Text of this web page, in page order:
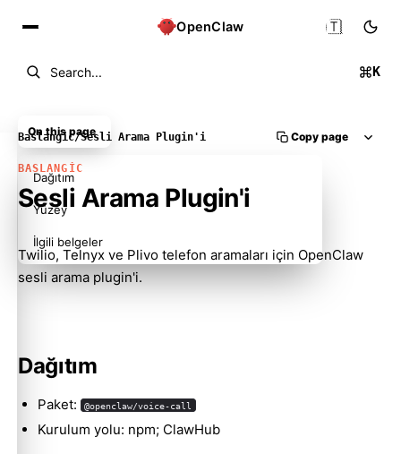
OpenClaw
Search... K
🇹🇷
Baslangic/Sesli Arama Plugin'i Copy page
BASLANGIC
Sesli Arama Plugin'i
Twilio, Telnyx ve Plivo telefon aramaları için OpenClaw
sesli arama plugin'i.
Dağıtım
Paket: @openclaw/voice-call
Kurulum yolu: npm; ClawHub
On this page
Dağıtım
Yüzey
İlgili belgeler